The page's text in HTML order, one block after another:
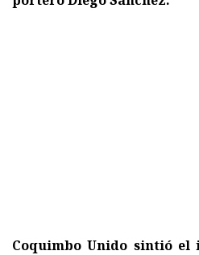
Coquimbo Unido sintió el